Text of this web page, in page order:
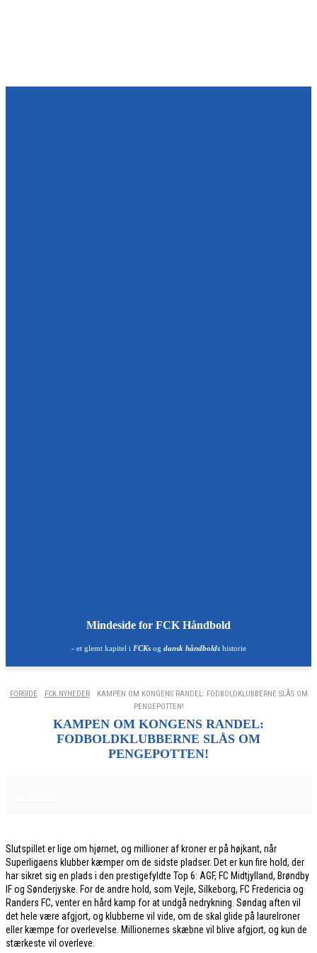
Mindeside for FCK Håndbold
- et glemt kapitel i FCKsog dansk håndboldshistorie
FORSIDE FCK NYHEDER
KAMPEN OM KONGENS RANDEL: FODBOLDKLUBBERNE SLÅS OM
PENGEPOTTEN!
KAMPEN OM KONGENS RANDEL:
FODBOLDKLUBBERNE SLÅS OM
PENGEPOTTEN!
Slutspillet er lige om hjørnet, og millioner af kroner er på højkant, når
Superligaens klubber kæmper om de sidste pladser. Det er kun fire hold, der
har sikret sig en plads i den prestigefyldte Top 6: AGF, FC Midtjylland, Brøndby
IF og Sønderjyske. For de andre hold, som Vejle, Silkeborg, FC Fredericia og
Randers FC, venter en hård kamp for at undgå nedrykning. Søndag aften vil
det hele være afgjort, og klubberne vil vide, om de skal glide på laurelroner
eller kæmpe for overlevelse. Millionernes skæbne vil blive afgjort, og kun de
stærkeste vil overleve.